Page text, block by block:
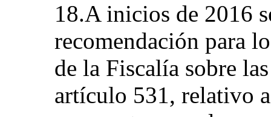
18.A inicios de 2016
recomendación para
de la Fiscalía sobre
artículo 531, relativo